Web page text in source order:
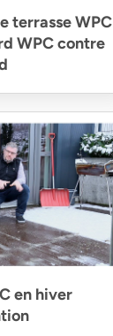
terrasse WPC
WPC contre
en hiver